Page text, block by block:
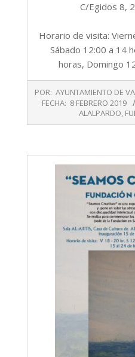
C/Egidos 8,
Horario de visita:
Sábado 12:00 a 14
horas, Domingo
02-
POR: AYUNTAMIENTO DE
FECHA: 8 FEBRERO 2019
ALALPARDO,